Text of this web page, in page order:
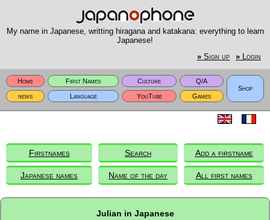
My name in Japanese, writting hiragana and katakana: everything to learn
Japanese!
» Sign up » Login
Home First Names Culture
Q/A
Shop
news
Language YouTube Games
Firstnames Search Add a firstname
Japanese names Name of the day All first names
Julian in Japanese